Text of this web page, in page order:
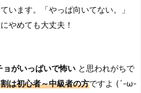
います。「やっぱ向いてない。」
やめても大丈夫！
ョがいっぱいで怖い と思われがちで
は初心者～中級者の方ですよ (´-ω-